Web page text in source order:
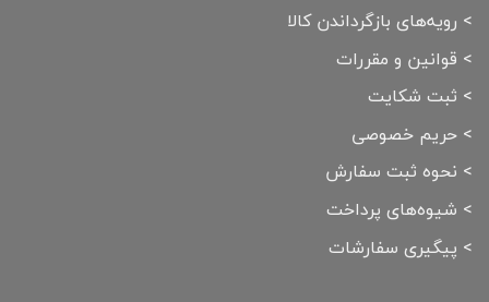
> رویه‌های بازگرداندن کالا
> قوانین و مقررات
> ثبت شکایت
> حریم خصوصی
> نحوه ثبت سفارش
> شیوه‌های پرداخت
> پیگیری سفارشات